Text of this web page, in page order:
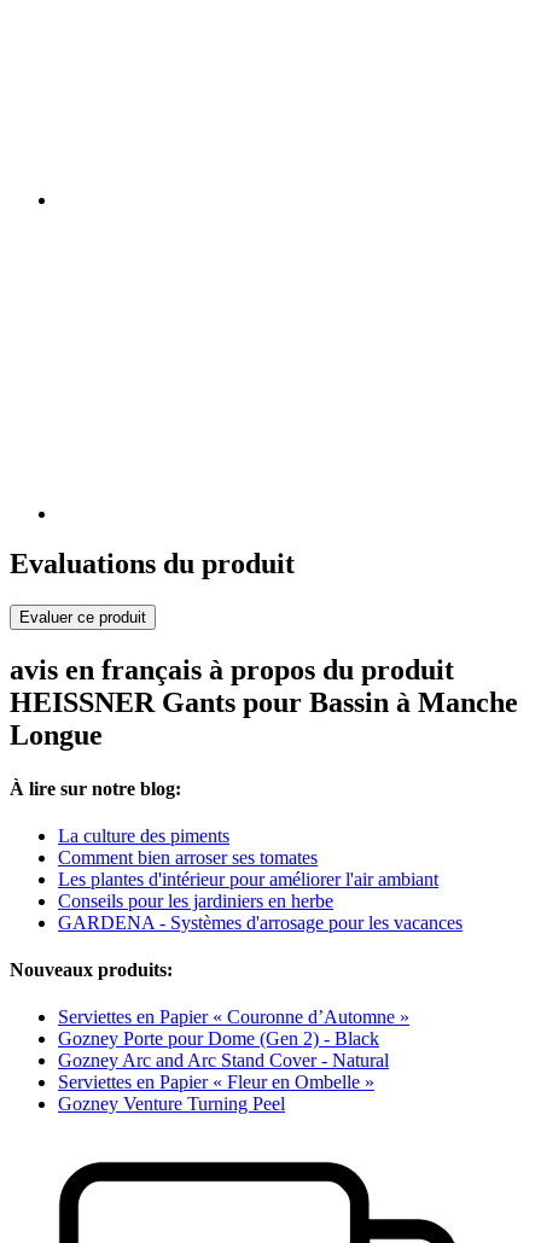
Evaluations du produit
Evaluer ce produit
avis en français à propos du produit
HEISSNER Gants pour Bassin à Manche
Longue
À lire sur notre blog:
La culture des piments
Comment bien arroser ses tomates
Les plantes d'intérieur pour améliorer l'air ambiant
Conseils pour les jardiniers en herbe
GARDENA - Systèmes d'arrosage pour les vacances
Nouveaux produits:
Serviettes en Papier « Couronne d’Automne »
Gozney Porte pour Dome (Gen 2) - Black
Gozney Arc and Arc Stand Cover - Natural
Serviettes en Papier « Fleur en Ombelle »
Gozney Venture Turning Peel